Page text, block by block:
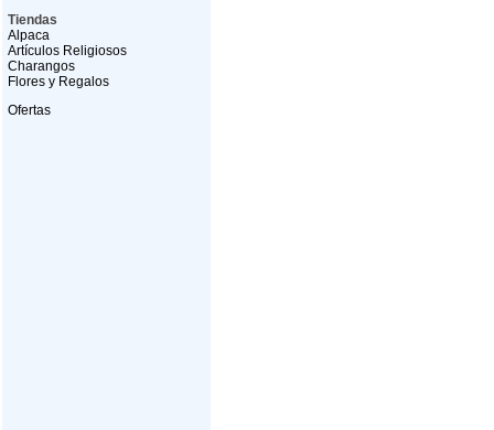
Tiendas
Alpaca
Artículos Religiosos
Charangos
Flores y Regalos
Ofertas